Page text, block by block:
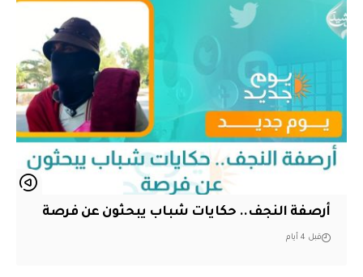
أرصفة النجف.. حكايات شباب يبحثون عن فرصة
قبل 4 أيام